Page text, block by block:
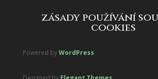
zásady používání
cookies
Powered byWordPress